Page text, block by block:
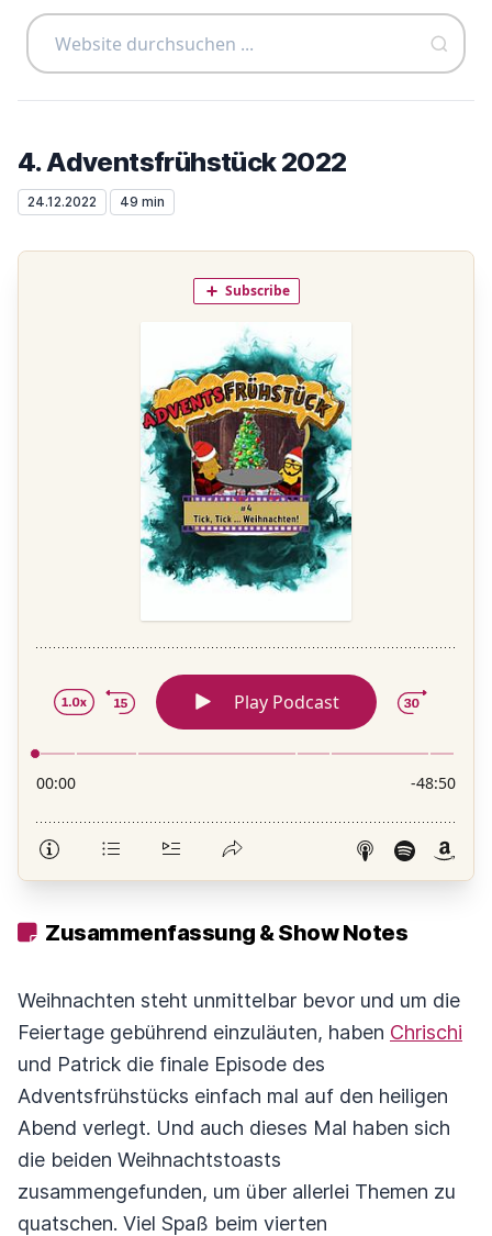
4. Adventsfrühstück 2022
24.12.2022 49 min
Zusammenfassung & Show Notes
Weihnachten steht unmittelbar bevor und um die
Feiertage gebührend einzuläuten, haben Chrischi
und Patrick die finale Episode des
Adventsfrühstücks einfach mal auf den heiligen
Abend verlegt. Und auch dieses Mal haben sich
die beiden Weihnachtstoasts
zusammengefunden, um über allerlei Themen zu
quatschen. Viel Spaß beim vierten